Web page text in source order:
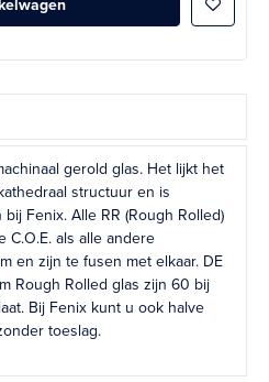
Aan
gerold glas. Het lijkt het
structuur en is
Fenix. Alle RR (Rough Rolled)
als alle andere
en zijn te fusen met elkaar. DE
Rough Rolled glas zijn 60 bij
Bij Fenix kunt u ook halve
toeslag.